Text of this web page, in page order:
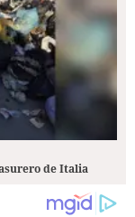
de Italia